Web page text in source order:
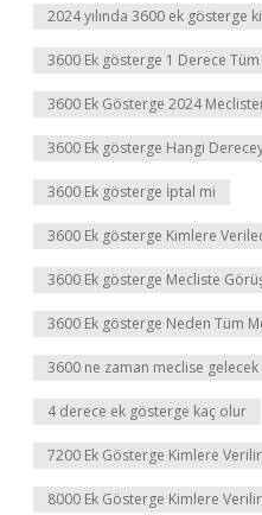
2024 yılında 3600 ek gösterge
3600 Ek gösterge 1 Derece
3600 Ek Gösterge 2024
3600 Ek gösterge Hangi
3600 Ek gösterge İptal mi
3600 Ek gösterge Kimlere
3600 Ek gösterge Mecliste
3600 Ek gösterge Neden Tüm
3600 ne zaman meclise gelecek
4 derece ek gösterge kaç olur
7200 Ek Gösterge Kimlere Verilir
8000 Ek Gösterge Kimlere Verilir